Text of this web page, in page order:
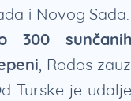
i Novog
300
, Rodos
Turske je